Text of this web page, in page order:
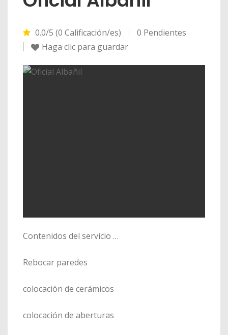
0.0/5 (0 Calificación/es)
0 Pendientes
Haga clic para guardar
Contenidos del servicio …
Rebocar paredes
colocación de cerámicos
colocación de aberturas